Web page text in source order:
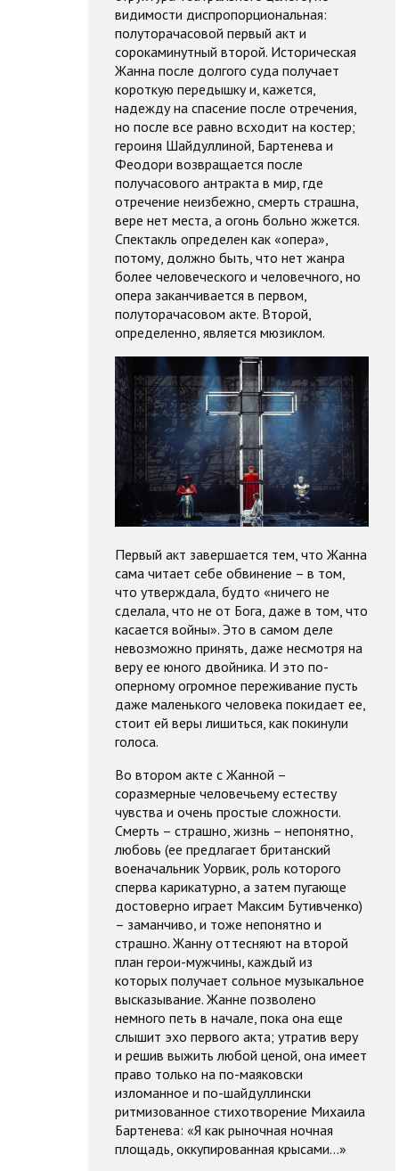
видимости диспропорциональная:
полуторачасовой первый акт и
сорокаминутный второй. Историческая
Жанна после долгого суда получает
короткую передышку и, кажется,
надежду на спасение после отречения,
но после все равно всходит на костер;
героиня Шайдуллиной, Бартенева и
Феодори возвращается после
получасового антракта в мир, где
отречение неизбежно, смерть страшна,
вере нет места, а огонь больно жжется.
Спектакль определен как «опера»,
потому, должно быть, что нет жанра
более человеческого и человечного, но
опера заканчивается в первом,
полуторачасовом акте. Второй,
определенно, является мюзиклом.
Первый акт завершается тем, что Жанна
сама читает себе обвинение – в том,
что утверждала, будто «ничего не
сделала, что не от Бога, даже в том, что
касается войны». Это в самом деле
невозможно принять, даже несмотря на
веру ее юного двойника. И это по-
оперному огромное переживание пусть
даже маленького человека покидает ее,
стоит ей веры лишиться, как покинули
голоса.
Во втором акте с Жанной –
соразмерные человечьему естеству
чувства и очень простые сложности.
Смерть – страшно, жизнь – непонятно,
любовь (ее предлагает британский
военачальник Уорвик, роль которого
сперва карикатурно, а затем пугающе
достоверно играет Максим Бутивченко)
– заманчиво, и тоже непонятно и
страшно. Жанну оттесняют на второй
план герои-мужчины, каждый из
которых получает сольное музыкальное
высказывание. Жанне позволено
немного петь в начале, пока она еще
слышит эхо первого акта; утратив веру
и решив выжить любой ценой, она имеет
право только на по-маяковски
изломанное и по-шайдуллински
ритмизованное стихотворение Михаила
Бартенева: «Я как рыночная ночная
площадь, оккупированная крысами…»